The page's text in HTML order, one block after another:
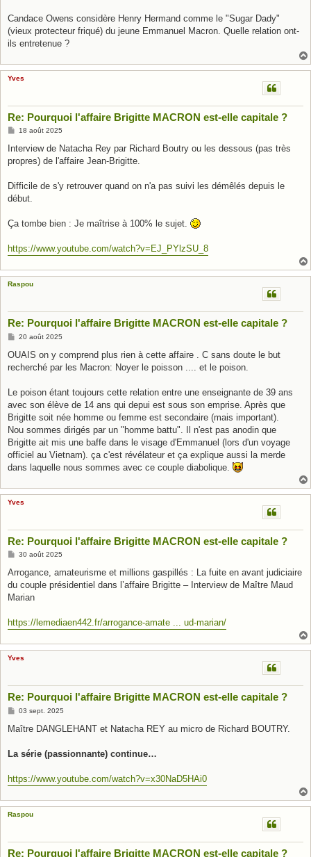
Candace Owens considère Henry Hermand comme le "Sugar Dady"
(vieux protecteur friqué) du jeune Emmanuel Macron. Quelle relation ont-
ils entretenue ?
Yves
Re: Pourquoi l'affaire Brigitte MACRON est-elle capitale ?
M
s
a
18 août 2025
Interview de Natacha Rey par Richard Boutry ou les dessous (pas très
propres) de l'affaire Jean-Brigitte.
Difficile de s'y retrouver quand on n'a pas suivi les démêlés depuis le
début.
Ça tombe bien : Je maîtrise à 100% le sujet.
https://www.youtube.com/watch?v=EJ_PYlzSU_8
Raspou
Re: Pourquoi l'affaire Brigitte MACRON est-elle capitale ?
M
s
a
20 août 2025
OUAIS on y comprend plus rien à cette affaire . C sans doute le but
recherché par les Macron: Noyer le poisson .... et le poison.
Le poison étant toujours cette relation entre une enseignante de 39 ans
avec son élève de 14 ans qui depui est sous son emprise. Après que
Brigitte soit née homme ou femme est secondaire (mais important).
Nou sommes dirigés par un "homme battu". Il n'est pas anodin que
Brigitte ait mis une baffe dans le visage d'Emmanuel (lors d'un voyage
officiel au Vietnam). ça c'est révélateur et ça explique aussi la merde
dans laquelle nous sommes avec ce couple diabolique.
Yves
Re: Pourquoi l'affaire Brigitte MACRON est-elle capitale ?
M
s
a
g
30 août 2025
Arrogance, amateurisme et millions gaspillés : La fuite en avant judiciaire
du couple présidentiel dans l’affaire Brigitte – Interview de Maître Maud
Marian
https://lemediaen442.fr/arrogance-amate ... ud-marian/
Yves
Re: Pourquoi l'affaire Brigitte MACRON est-elle capitale ?
M
s
g
03 sept. 2025
Maître DANGLEHANT et Natacha REY au micro de Richard BOUTRY.
La série (passionnante) continue…
https://www.youtube.com/watch?v=x30NaD5HAi0
Raspou
Re: Pourquoi l'affaire Brigitte MACRON est-elle capitale ?